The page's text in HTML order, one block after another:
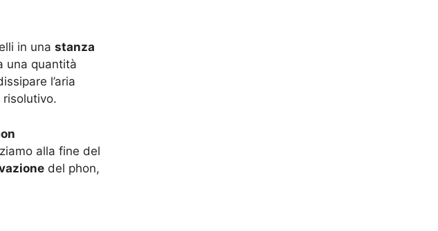
in una stanza
una quantità
l’aria
alla fine del
del phon,